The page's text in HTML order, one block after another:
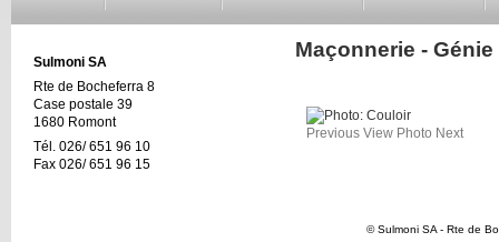
Sulmoni SA
Rte de Bocheferra 8
Case postale 39
1680 Romont
Tél. 026/ 651 96 10
Fax 026/ 651 96 15
Maçonnerie -
Previous View Photo Next
© Sulmoni SA - Rte de